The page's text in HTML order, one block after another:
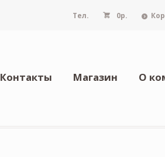
Тел. 0р.
Контакты Магазин О